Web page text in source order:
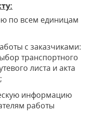
по всем единицам
с заказчиками:
транспортного
листа и акта
информацию
работы